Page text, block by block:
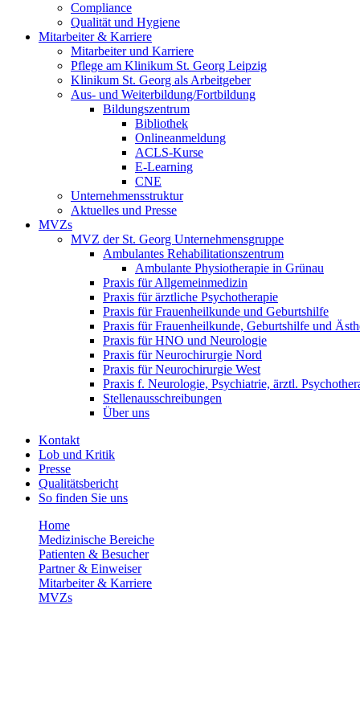
Compliance
Qualität und Hygiene
Mitarbeiter & Karriere
Mitarbeiter und Karriere
Pflege am Klinikum St. Georg Leipzig
Klinikum St. Georg als Arbeitgeber
Aus- und Weiterbildung/Fortbildung
Bildungszentrum
Bibliothek
Onlineanmeldung
ACLS-Kurse
E-Learning
CNE
Unternehmensstruktur
Aktuelles und Presse
MVZs
MVZ der St. Georg Unternehmensgruppe
Ambulantes Rehabilitationszentrum
Ambulante Physiotherapie in Grünau
Praxis für Allgemeinmedizin
Praxis für ärztliche Psychotherapie
Praxis für Frauenheilkunde und Geburtshilfe
Praxis für Frauenheilkunde, Geburtshilfe und
Praxis für HNO und Neurologie
Praxis für Neurochirurgie Nord
Praxis für Neurochirurgie West
Praxis f. Neurologie, Psychiatrie, ärztl.
Stellenausschreibungen
Über uns
Kontakt
Lob und Kritik
Presse
Qualitätsbericht
So finden Sie uns
Home
Medizinische Bereiche
Patienten & Besucher
Partner & Einweiser
Mitarbeiter & Karriere
MVZs